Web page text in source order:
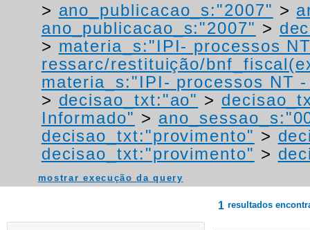
> ano_publicacao_s:"2007" >
ano_publicacao_s:"2007" >
> materia_s:"IPI- processos
ressarc/restituição/
materia_s:"IPI- processos NT
> decisao_txt:"ao" >
Informado" >
decisao_txt:"provimento" >
decisao_txt:"provimento" >
mostrar execução da query
1 resultados